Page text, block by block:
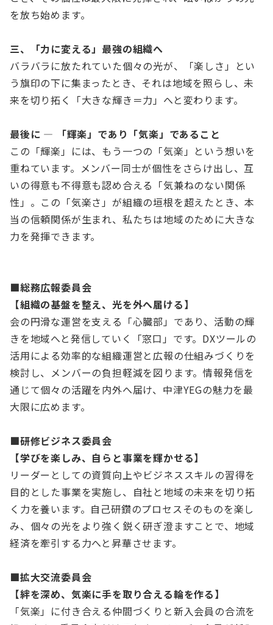
を放ち始めます。
三、「力に変える」最強の組織へ
バラバラに放たれていた個々の光が、「楽しさ」とい
う旗印の下に集まったとき、それは地域を照らし、未
来を切り拓く「大きな輝き＝力」へと変わります。
最後に ― 「輝楽」であり「気楽」であること
この「輝楽」には、もう一つの「気楽」という想いを
重ねています。メンバー同士が個性をさらけ出し、互
いの得意も不得意も認め合える「気兼ねのない関係
性」。この「気楽さ」が組織の垣根を超えたとき、本
当の信頼関係が生まれ、私たちは地域のために大きな
力を発揮できます。
■総務広報委員会
【組織の基盤を整え、光を外へ届ける】
会の円滑な運営を支える「心臓部」であり、活動の輝
きを地域へと発信していく「窓口」です。DXツールの
活用による効率的な組織運営と広報の仕組みづくりを
検討し、メンバーの負担軽減を図ります。情報発信を
通じて個々の活躍を内外へ届け、中津YEGの魅力を最
大限に広めます。
■研修ビジネス委員会
【学びを楽しみ、自らと事業を輝かせる】
リーダーとしての資質向上やビジネススキルの習得を
目的とした事業を実施し、自社と地域の未来を切り拓
く力を養います。自己研鑽のプロセスそのものを楽し
み、個々の光をより強く鋭く研ぎ澄ますことで、地域
経済を牽引する力へと昇華させます。
■拡大交流委員会
【絆を深め、気楽に手を取り合える輪を作る】
「気楽」に付き合える仲間づくりと新入会員の合流を